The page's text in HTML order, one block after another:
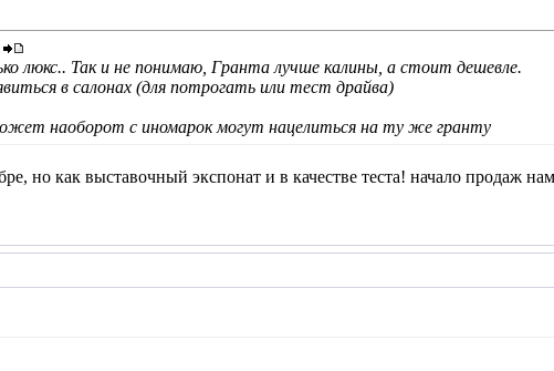
люкс.. Так и не понимаю, Гранта лучше калины, а стоит дешевле.
в салонах (для потрогать или тест драйва)
наоборот с иномарок могут нацелиться на ту же гранту
но как выставочный экспонат и в качестве теста! начало продаж